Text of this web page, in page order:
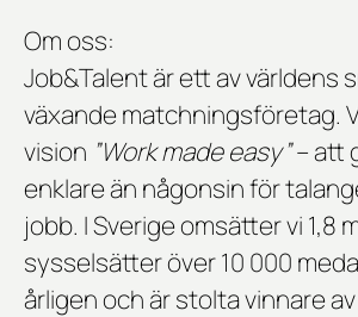
Om oss:
Job&Talent är ett av världens
växande matchningsföretag.
vision ”Work made easy”– att
enklare än någonsin för
jobb. I Sverige omsätter vi 1,8
sysselsätter över 10 000
årligen och är stolta vinnare av